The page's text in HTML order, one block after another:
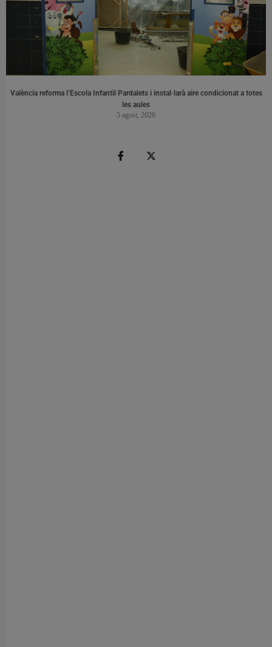
València reforma l’Escola Infantil Pardalets i instal·larà aire condicionat a totes
les aules
5 agost, 2026